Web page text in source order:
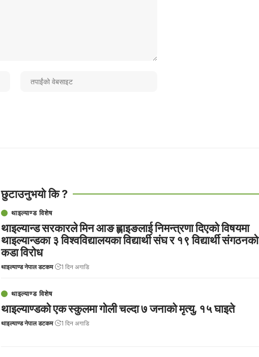
छुटाउनुभयो कि ?
थाइल्याण्ड विशेष
थाइल्यान्ड सरकारले मिन आङ ह्लाइङलाई निमन्त्रणा दिएको विषयमा
थाइल्यान्डका ३ विश्वविद्यालयका विद्यार्थी संघ र १९ विद्यार्थी संगठनको
कडा विरोध
थाइल्याण्ड नेपाल डटकम 1 दिन अगाडि
थाइल्याण्ड विशेष
थाइल्याण्डको एक स्कुलमा गोली चल्दा ७ जनाको मृत्यु, १५ घाइते
थाइल्याण्ड नेपाल डटकम 1 दिन अगाडि